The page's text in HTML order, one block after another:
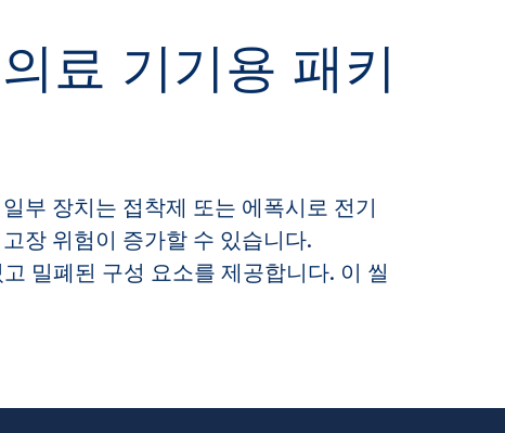
료 기기용 패키
부 장치는 접착제 또는 에폭시로 전기
장 위험이 증가할 수 있습니다.
밀폐된 구성 요소를 제공합니다. 이 씰